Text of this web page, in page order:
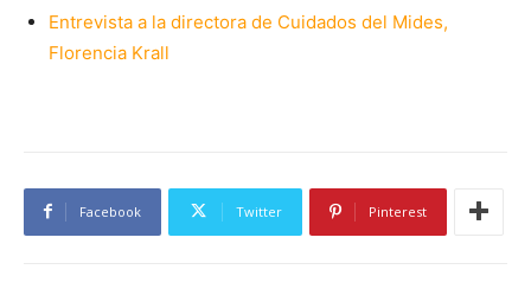
Entrevista a la directora de Cuidados del Mides,
Florencia Krall
Facebook Twitter Pinterest